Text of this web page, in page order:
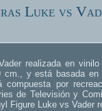
Luke vs
realizada en
cm., y está basada
compuesta por
de Televisión y
Figure Luke vs Vader